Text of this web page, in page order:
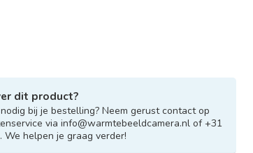
dit product?
bij je bestelling? Neem gerust contact op
via info@warmtebeeldcamera.nl of +31
We helpen je graag verder!